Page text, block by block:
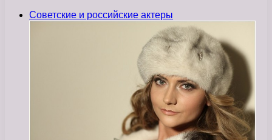
Советские и российские актеры